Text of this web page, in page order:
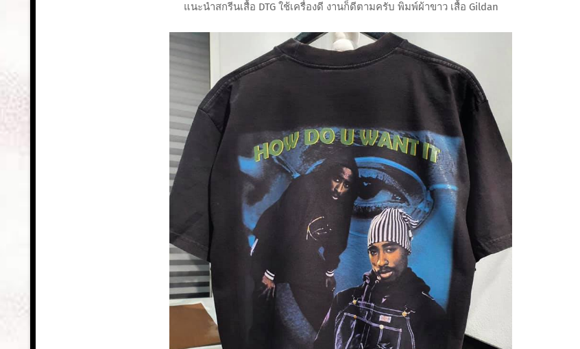
แนะนำสกรีนเสื้อ DTG ใช้เครื่องดี งานก็ดีตามครับ พิมพ์ผ้าขาว เสื้อ Gildan